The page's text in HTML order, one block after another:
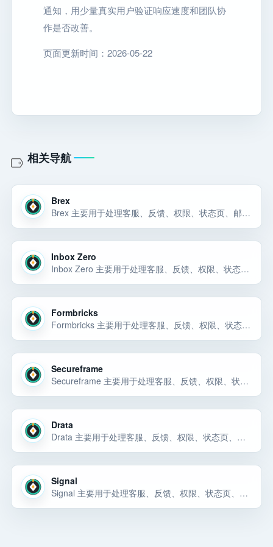
通知，用少量真实用户验证响应速度和团队协
作是否改善。
页面更新时间：2026-05-22
相关导航
Brex
Brex 主要用于处理客服、反馈、权限、状态页、邮件通知、用户成功、产品分析和团队协作流程。Brex 主要用于处理客服、反馈、权限、状态页、邮件通知、用户成功、产品分析和团队协作流程。Brex 主要用于处理客服、反馈、权限、状态页… 选择前重点看价格、上手门槛、风险和替代方案。
Inbox Zero
Inbox Zero 主要用于处理客服、反馈、权限、状态页、邮件通知、用户成功、产品分析和团队协作流程。Inbox Zero 主要用于处理客服、反馈、权限、状态页、邮件通知、用户成功、产品分析和团队协作流程。Inbox Zero 主要用于处理… 选择前重点看价格、上手门槛、风险和替代方案。
Formbricks
Formbricks 主要用于处理客服、反馈、权限、状态页、邮件通知、用户成功、产品分析和团队协作流程。Formbricks 主要用于处理客服、反馈、权限、状态页、邮件通知、用户成功、产品分析和团队协作流程。Formbricks 主要用于处理… 选择前重点看价格、上手门槛、风险和替代方案。
Secureframe
Secureframe 主要用于处理客服、反馈、权限、状态页、邮件通知、用户成功、产品分析和团队协作流程。Secureframe 可以先按 SaaS 运营工具 候选来评估：它主要用于处理客服、反馈、权限、状态页、邮件通知、用户成功、产品分析和团… 选择前重点看价格、上手门槛、风险和替代方案。
Drata
Drata 主要用于处理客服、反馈、权限、状态页、邮件通知、用户成功、产品分析和团队协作流程。Drata 主要用于处理客服、反馈、权限、状态页、邮件通知、用户成功、产品分析和团队协作流程。Drata 主要用于处理客服、反馈、权限、状… 选择前重点看价格、上手门槛、风险和替代方案。
Signal
Signal 主要用于处理客服、反馈、权限、状态页、邮件通知、用户成功、产品分析和团队协作流程。Signal 主要用于处理客服、反馈、权限、状态页、邮件通知、用户成功、产品分析和团队协作流程。Signal 主要用于处理客服、反馈、权限… 选择前重点看价格、上手门槛、风险和替代方案。